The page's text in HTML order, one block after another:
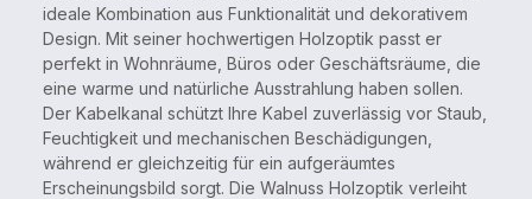
ideale Kombination aus Funktionalität und dekorativem
Design. Mit seiner hochwertigen Holzoptik passt er
perfekt in Wohnräume, Büros oder Geschäftsräume, die
eine warme und natürliche Ausstrahlung haben sollen.
Der Kabelkanal schützt Ihre Kabel zuverlässig vor Staub,
Feuchtigkeit und mechanischen Beschädigungen,
während er gleichzeitig für ein aufgeräumtes
Erscheinungsbild sorgt. Die Walnuss Holzoptik verleiht